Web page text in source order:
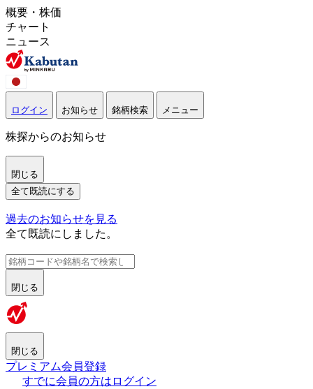
概要・株価
チャート
ニュース
ログイン お知らせ 銘柄検索 メニュー
株探からのお知らせ
閉じる
全て既読にする
過去のお知らせを見る
全て既読にしました。
閉じる
閉じる
プレミアム会員登録
すでに会員の方はログイン